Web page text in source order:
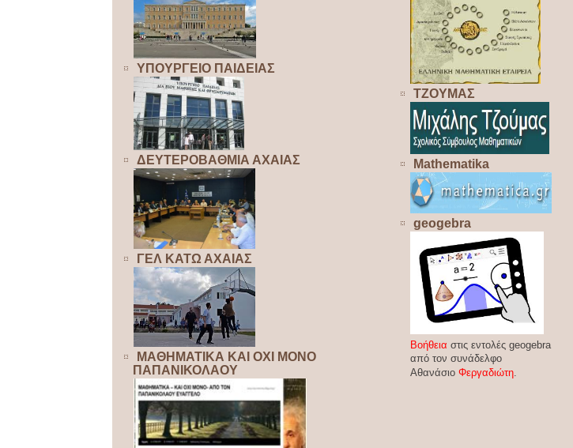
ΥΠΟΥΡΓΕΙΟ ΠΑΙΔΕΙΑΣ
ΔΕΥΤΕΡΟΒΑΘΜΙΑ ΑΧΑΙΑΣ
ΓΕΛ ΚΑΤΩ ΑΧΑΙΑΣ
ΜΑΘΗΜΑΤΙΚΑ ΚΑΙ ΟΧΙ ΜΟΝΟ
ΠΑΠΑΝΙΚΟΛΑΟΥ
ΤΖΟΥΜΑΣ
Mathematika
geogebra
Βοήθεια στις εντολές geogebra
από τον συνάδελφο
Αθανάσιο Φεργαδιώτη.